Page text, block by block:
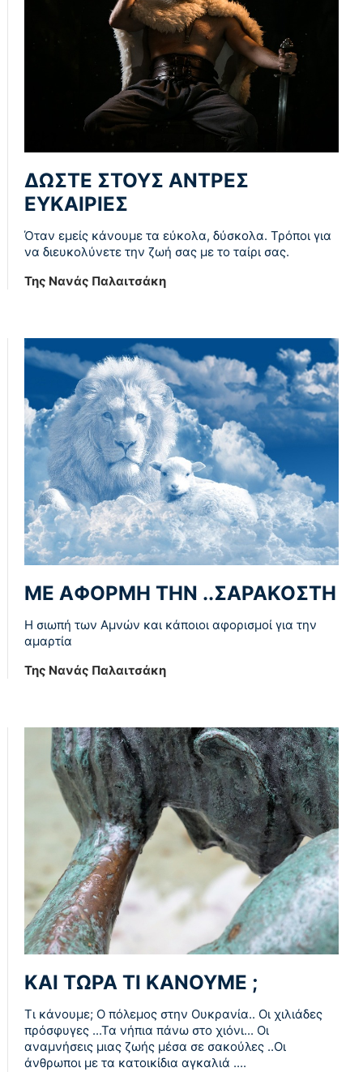
ΔΩΣΤΕ ΣΤΟΥΣ ΑΝΤΡΕΣ
ΕΥΚΑΙΡΙΕΣ
Όταν εμείς κάνουμε τα εύκολα, δύσκολα. Τρόποι για
να διευκολύνετε την ζωή σας με το ταίρι σας.
Της Νανάς Παλαιτσάκη
ΜΕ ΑΦΟΡΜΗ ΤΗΝ ..ΣΑΡΑΚΟΣΤΗ
Η σιωπή των Αμνών και κάποιοι αφορισμοί για την
αμαρτία
Της Νανάς Παλαιτσάκη
ΚΑΙ ΤΩΡΑ ΤΙ ΚΑΝΟΥΜΕ ;
Τι κάνουμε; Ο πόλεμος στην Ουκρανία.. Οι χιλιάδες
πρόσφυγες ...Τα νήπια πάνω στο χιόνι... Οι
αναμνήσεις μιας ζωής μέσα σε σακούλες ..Οι
άνθρωποι με τα κατοικίδια αγκαλιά ....